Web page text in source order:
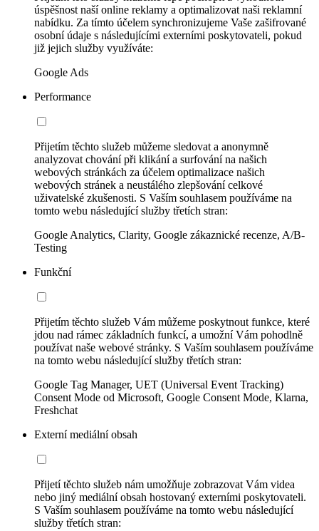
úspěšnost naší online reklamy a optimalizovat naši reklamní
nabídku. Za tímto účelem synchronizujeme Vaše zašifrované
osobní údaje s následujícími externími poskytovateli, pokud
již jejich služby využíváte:
Google Ads
Performance
Přijetím těchto služeb můžeme sledovat a anonymně
analyzovat chování při klikání a surfování na našich
webových stránkách za účelem optimalizace našich
webových stránek a neustálého zlepšování celkové
uživatelské zkušenosti. S Vaším souhlasem používáme na
tomto webu následující služby třetích stran:
Google Analytics, Clarity, Google zákaznické recenze, A/B-
Testing
Funkční
Přijetím těchto služeb Vám můžeme poskytnout funkce, které
jdou nad rámec základních funkcí, a umožní Vám pohodlně
používat naše webové stránky. S Vaším souhlasem používáme
na tomto webu následující služby třetích stran:
Google Tag Manager, UET (Universal Event Tracking)
Consent Mode od Microsoft, Google Consent Mode, Klarna,
Freshchat
Externí mediální obsah
Přijetí těchto služeb nám umožňuje zobrazovat Vám videa
nebo jiný mediální obsah hostovaný externími poskytovateli.
S Vaším souhlasem používáme na tomto webu následující
služby třetích stran: